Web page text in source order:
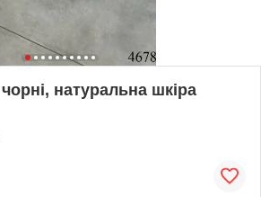
натуральна шкіра